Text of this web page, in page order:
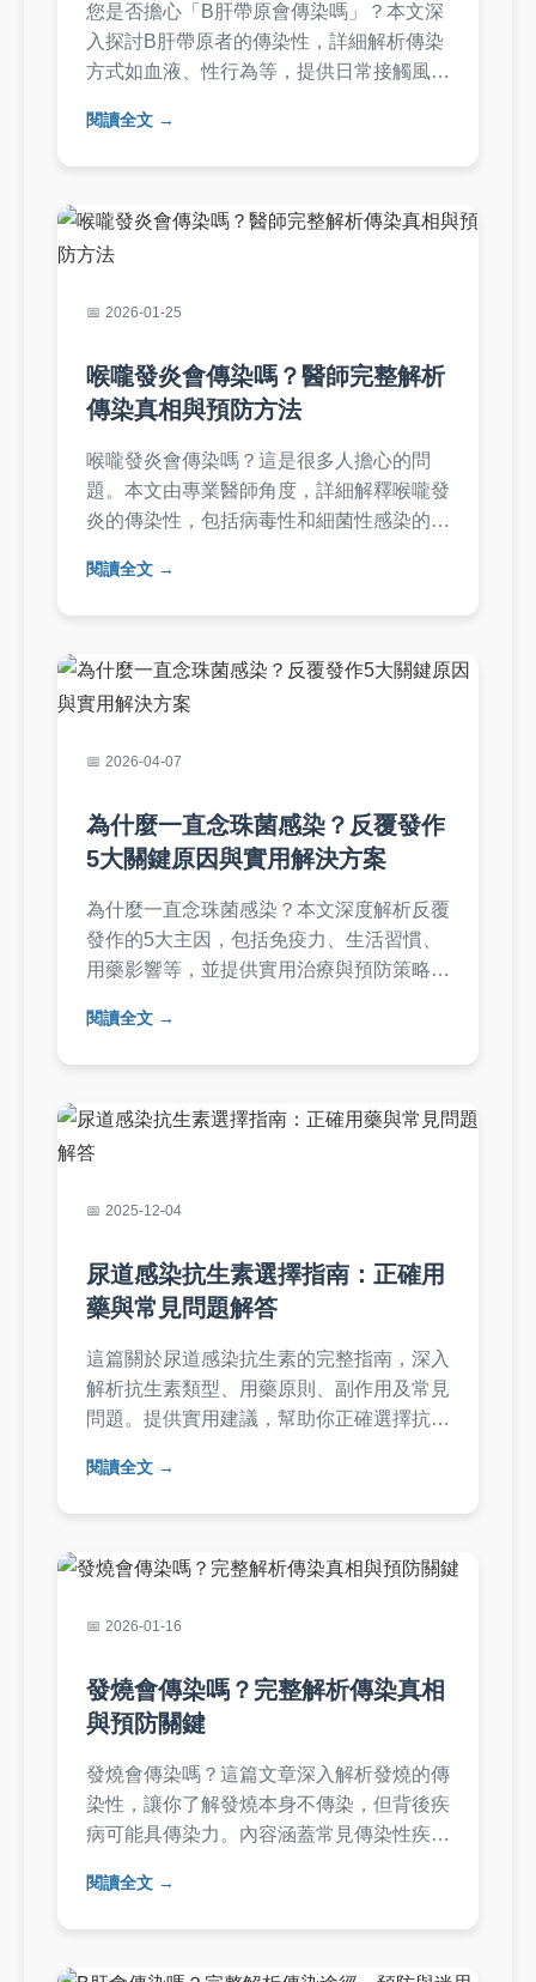
您是否擔心「B肝帶原會傳染嗎」？本文深
入探討B肝帶原者的傳染性，詳細解析傳染
方式如血液、性行為等，提供日常接觸風險
常見疑問，幫助您全面了解B肝傳染問題，
閱讀全文
2026-01-25
喉嚨發炎會傳染嗎？醫師完整解析
傳染真相與預防方法
喉嚨發炎會傳染嗎？這是很多人擔心的問
題。本文由專業醫師角度，詳細解釋喉嚨發
炎的傳染性，包括病毒性和細菌性感染的區
建議。內容涵蓋家庭護理、就醫時機等實用
閱讀全文
2026-04-07
為什麼一直念珠菌感染？反覆發作
5大關鍵原因與實用解決方案
為什麼一直念珠菌感染？本文深度解析反覆
發作的5大主因，包括免疫力、生活習慣、
用藥影響等，並提供實用治療與預防策略。
惑，幫助你徹底擺脫困擾。內容基於專業知
閱讀全文
2025-12-04
尿道感染抗生素選擇指南：正確用
藥與常見問題解答
這篇關於尿道感染抗生素的完整指南，深入
解析抗生素類型、用藥原則、副作用及常見
問題。提供實用建議，幫助你正確選擇抗生
方法。內容基於專業知識，適合有尿道感染
閱讀全文
2026-01-16
發燒會傳染嗎？完整解析傳染真相
與預防關鍵
發燒會傳染嗎？這篇文章深入解析發燒的傳
染性，讓你了解發燒本身不傳染，但背後疾
病可能具傳染力。內容涵蓋常見傳染性疾
問，提供實用指南，幫助你保護自己和家人
閱讀全文